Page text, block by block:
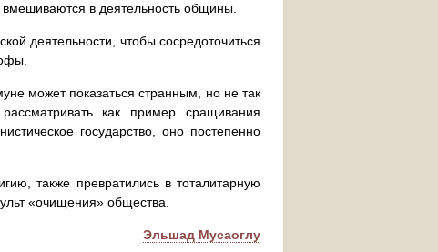
в деятельность общины.
деятельности, чтобы сосредоточиться
может показаться странным, но не так
как пример сращивания
государство, оно постепенно
также превратились в тоталитарную
«очищения» общества.
Эльшад Мусаоглу